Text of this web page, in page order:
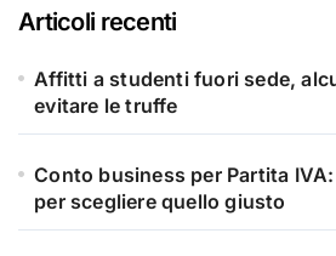
Articoli recenti
Affitti a studenti fuori sede,
evitare le truffe
Conto business per Partita
per scegliere quello giusto